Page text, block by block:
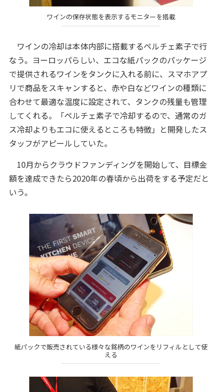
ワインの保存状態を表示するモニターを搭載
ワインの冷却は本体内部に搭載するペルチェ素子で行
なう。ヨーロッパらしい、エコな紙パックのパッケージ
で提供されるワインをタンクに入れる前に、スマホアプ
リで商品をスキャンすると、赤や白などワインの種類に
合わせて最適な温度に設定されて、タンクの残量も管理
してくれる。「ペルチェ素子で冷却するので、通常のガ
ス冷却よりもエコに使えるところも特徴」と開発したス
タッフがアピールしていた。
10月からクラウドファンディングを開始して、目標金
額を達成できたら2020年の春頃から出荷をする予定だと
いう。
紙パックで販売されている様々な銘柄のワインをリフィルとして使
える